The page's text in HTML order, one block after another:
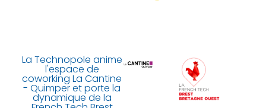
La Technopole anime
l'espace de
coworking La Cantine
- Quimper et porte la
dynamique de la